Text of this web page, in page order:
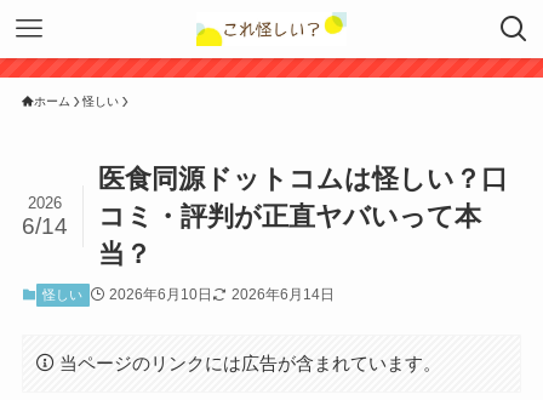
ホーム 怪しい
医食同源ドットコムは怪しい？口
コミ・評判が正直ヤバいって本
当？
2026
6/14
怪しい 2026年6月10日 2026年6月14日
当ページのリンクには広告が含まれています。